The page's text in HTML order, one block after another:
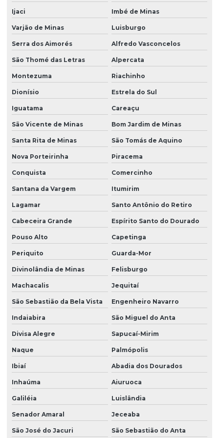
Ijaci Imbé de Minas
Varjão de Minas Luisburgo
Serra dos Aimorés Alfredo Vasconcelos
São Thomé das Letras Alpercata
Montezuma Riachinho
Dionísio Estrela do Sul
Iguatama Careaçu
São Vicente de Minas Bom Jardim de Minas
Santa Rita de Minas São Tomás de Aquino
Nova Porteirinha Piracema
Conquista Comercinho
Santana da Vargem Itumirim
Lagamar Santo Antônio do Retiro
Cabeceira Grande Espírito Santo do Dourado
Pouso Alto Capetinga
Periquito Guarda-Mor
Divinolândia de Minas Felisburgo
Machacalis Jequitaí
São Sebastião da Bela Vista Engenheiro Navarro
Indaiabira São Miguel do Anta
Divisa Alegre Sapucaí-Mirim
Naque Palmópolis
Ibiaí Abadia dos Dourados
Inhaúma Aiuruoca
Galiléia Luislândia
Senador Amaral Jeceaba
São José do Jacuri São Sebastião do Anta